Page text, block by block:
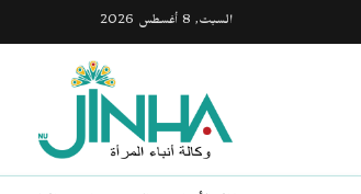
السبت, 8 أغسطس 2026